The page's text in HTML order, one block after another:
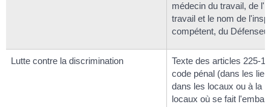
médecin du travail, de
travail et le nom de
compétent, du
Lutte contre la discrimination
Texte des articles 225-1
code pénal (dans les
dans les locaux ou à la
locaux où se fait